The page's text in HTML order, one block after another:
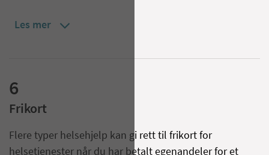
Les mer
6
Frikort
Flere typer helsehjelp kan gi rett til frikort for
helsetjenester når du har betalt egenandeler for et